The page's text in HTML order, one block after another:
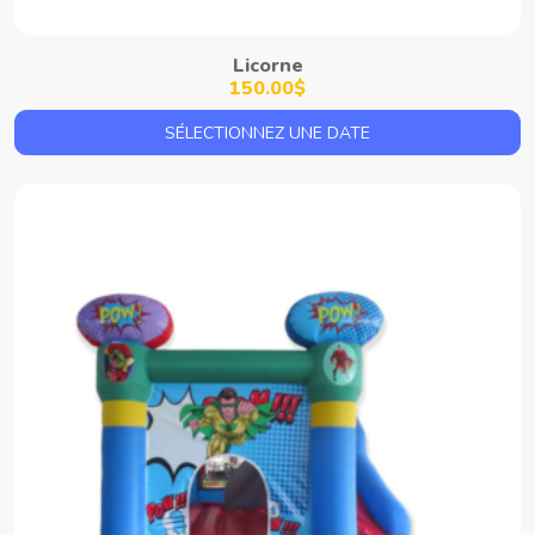
Licorne
150.00$
SÉLECTIONNEZ UNE DATE